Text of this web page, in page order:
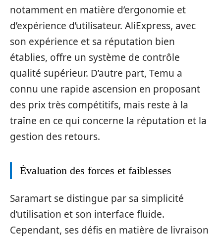
notamment en matière d’ergonomie et
d’expérience d’utilisateur. AliExpress, avec
son expérience et sa réputation bien
établies, offre un système de contrôle
qualité supérieur. D’autre part, Temu a
connu une rapide ascension en proposant
des prix très compétitifs, mais reste à la
traîne en ce qui concerne la réputation et la
gestion des retours.
Évaluation des forces et faiblesses
Saramart se distingue par sa simplicité
d’utilisation et son interface fluide.
Cependant, ses défis en matière de livraison